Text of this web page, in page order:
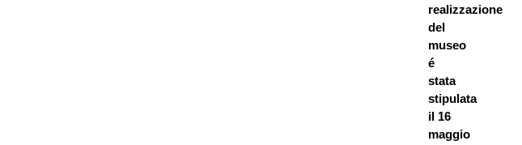
realizzazione
del
museo
é
stata
stipulata
il 16
maggio